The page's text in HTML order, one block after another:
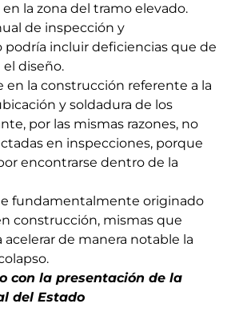
la zona del tramo elevado.
de inspección y
incluir deficiencias que de
diseño.
en la construcción referente a la
y soldadura de los
por las mismas razones, no
en inspecciones, porque
encontrarse dentro de la
fundamentalmente originado
construcción, mismas que
de manera notable la
con la presentación de la
del Estado